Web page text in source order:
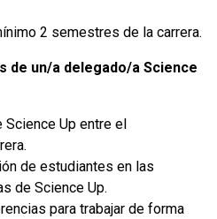
2 semestres de la carrera.
de un/a delegado/a Science
Science Up entre el
de estudiantes en las
de Science Up.
para trabajar de forma